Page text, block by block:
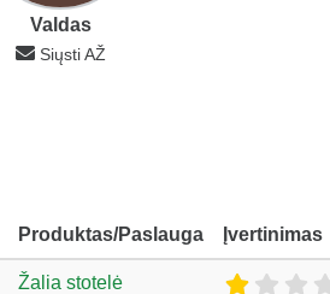
Valdas
Siųsti AŽ
Produktas/Paslauga Įvertinimas
Žalia stotelė